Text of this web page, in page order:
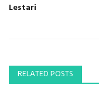
Lestari
RELATED POSTS